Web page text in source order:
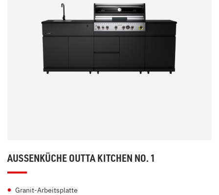
AUSSENKÜCHE OUTTA KITCHEN NO. 1
Granit-Arbeitsplatte